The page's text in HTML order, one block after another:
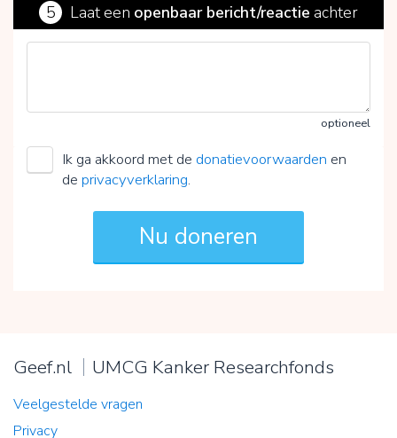
5 Laat een openbaar bericht/reactie achter
optioneel
Ik ga akkoord met de donatievoorwaarden en
de privacyverklaring.
Geef.nl UMCG Kanker Researchfonds
Veelgestelde vragen
Privacy